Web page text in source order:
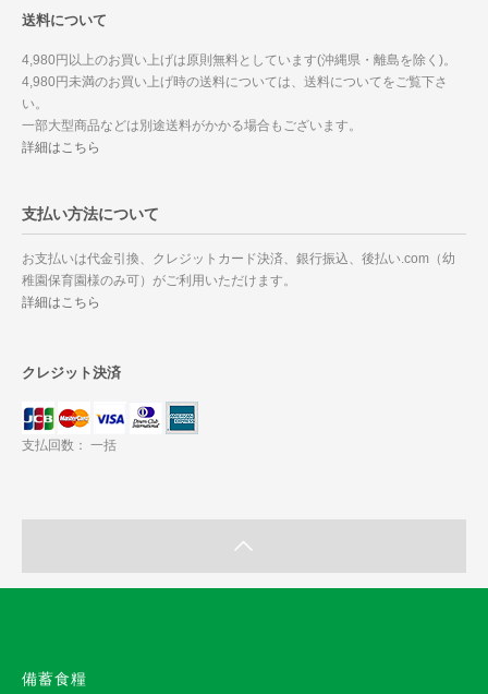
送料について
4,980円以上のお買い上げは原則無料としています(沖縄県・離島を除く)。
4,980円未満のお買い上げ時の送料については、送料についてをご覧下さ
い。
一部大型商品などは別途送料がかかる場合もございます。
詳細はこちら
支払い方法について
お支払いは代金引換、クレジットカード決済、銀行振込、後払い.com（幼
稚園保育園様のみ可）がご利用いただけます。
詳細はこちら
クレジット決済
支払回数： 一括
備蓄食糧